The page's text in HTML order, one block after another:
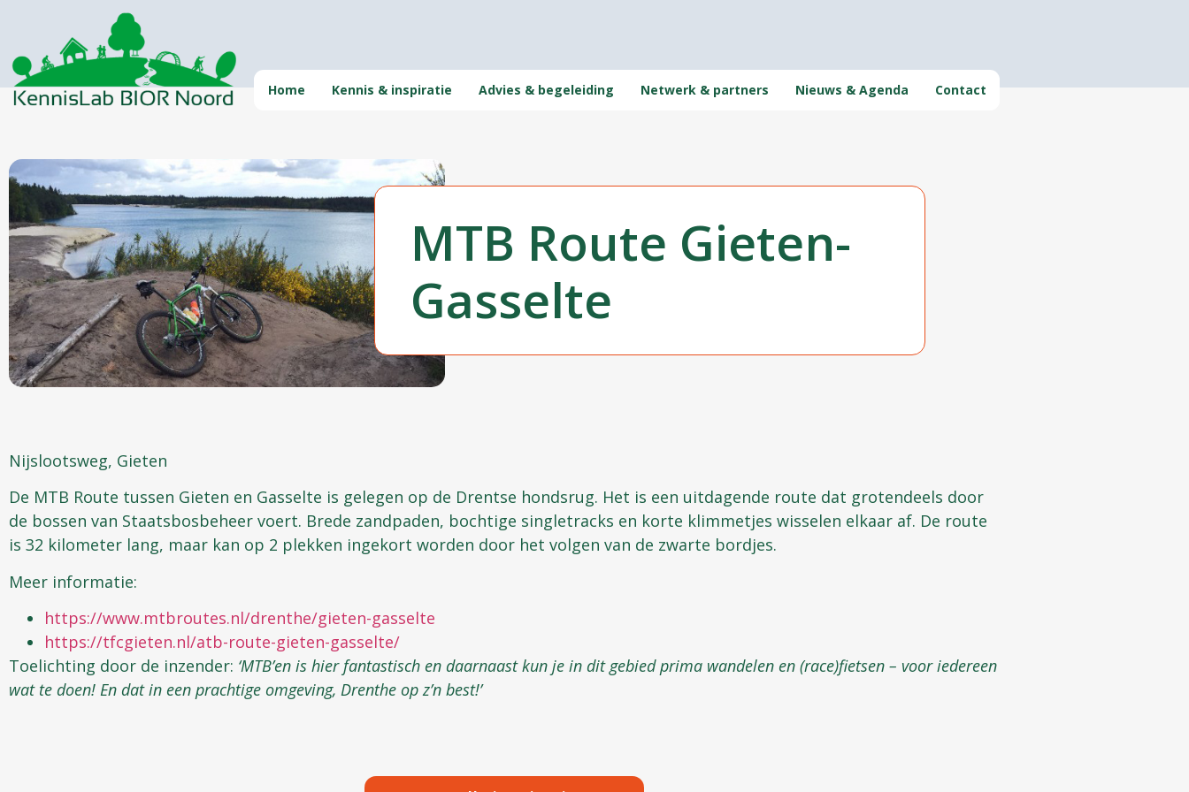
Home Kennis & inspiratie Advies & begeleiding Netwerk & partners Nieuws & Agenda Contact
MTB Route Gieten-
Gasselte
Nijslootsweg, Gieten
De MTB Route tussen Gieten en Gasselte is gelegen op de Drentse hondsrug. Het is een uitdagende route dat grotendeels door
de bossen van Staatsbosbeheer voert. Brede zandpaden, bochtige singletracks en korte klimmetjes wisselen elkaar af. De route
is 32 kilometer lang, maar kan op 2 plekken ingekort worden door het volgen van de zwarte bordjes.
Meer informatie:
https://www.mtbroutes.nl/drenthe/gieten-gasselte
https://tfcgieten.nl/atb-route-gieten-gasselte/
Toelichting door de inzender: ‘MTB’en is hier fantastisch en daarnaast kun je in dit gebied prima wandelen en (race)fietsen – voor iedereen
wat te doen! En dat in een prachtige omgeving, Drenthe op z’n best!’